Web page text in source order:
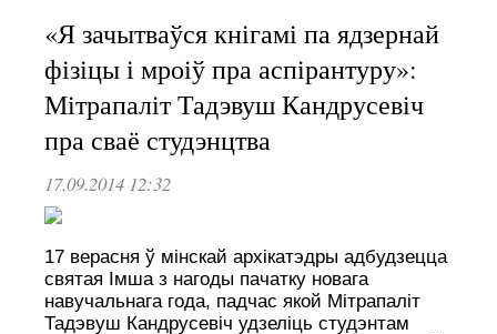
«Я зачытваўся кнігамі па ядзернай
фізіцы і мроіў пра аспірантуру»:
Мітрапаліт Тадэвуш Кандрусевіч
пра сваё студэнцтва
17.09.2014 12:32
17 верасня ў мінскай архікатэдры адбудзецца
святая Імша з нагоды пачатку новага
навучальнага года, падчас якой Мітрапаліт
Тадэвуш Кандрусевіч удзеліць студэнтам